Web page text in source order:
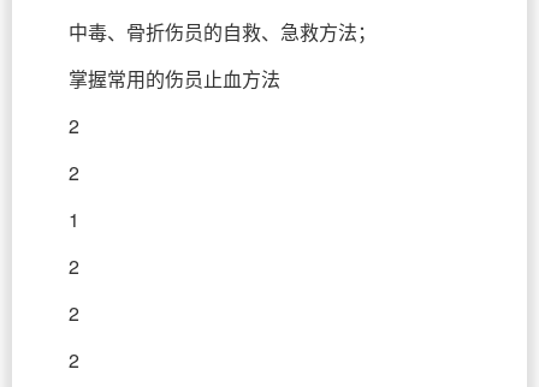
中毒、骨折伤员的自救、急救方法；
掌握常用的伤员止血方法
2
2
1
2
2
2